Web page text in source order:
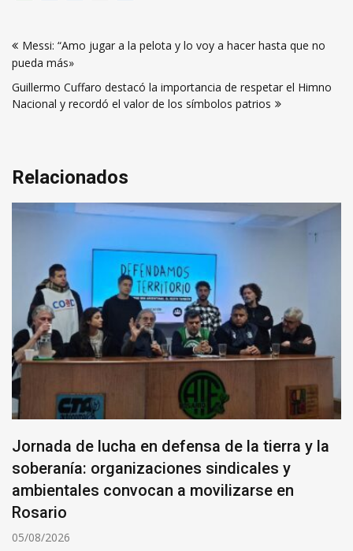
de
entradas
Messi: “Amo jugar a la pelota y lo voy a hacer hasta que no
pueda más»
Guillermo Cuffaro destacó la importancia de respetar el Himno
Nacional y recordó el valor de los símbolos patrios
Relacionados
Jornada de lucha en defensa de la tierra y la
soberanía: organizaciones sindicales y
ambientales convocan a movilizarse en
Rosario
05/08/2026